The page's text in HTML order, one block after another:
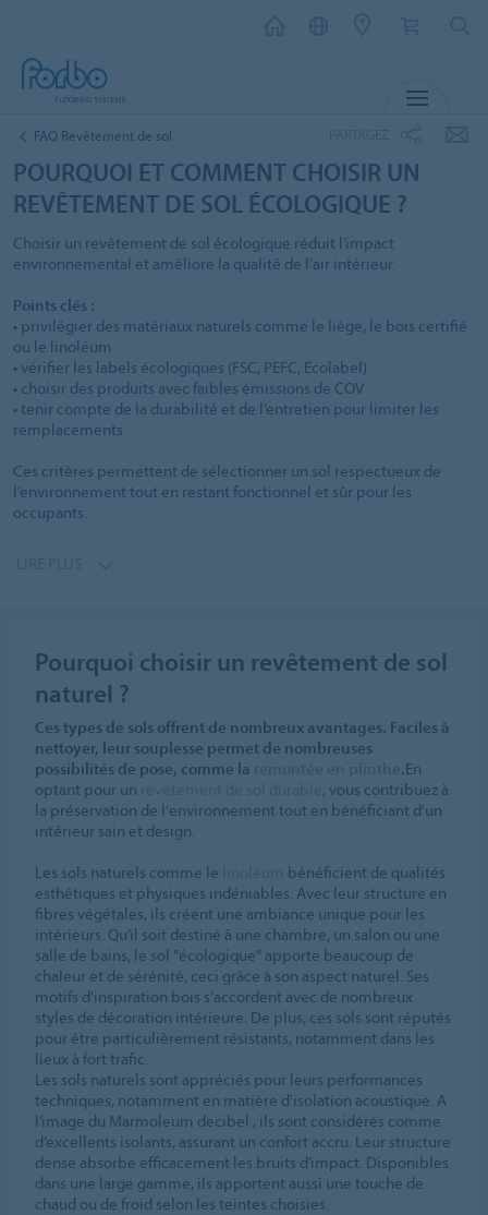
FAQ Revêtement de sol
POURQUOI ET COMMENT CHOISIR UN
REVÊTEMENT DE SOL ÉCOLOGIQUE ?
Choisir un revêtement de sol écologique réduit l’impact
environnemental et améliore la qualité de l’air intérieur.
Points clés :
• privilégier des matériaux naturels comme le liège, le bois certifié
ou le linoléum
• vérifier les labels écologiques (FSC, PEFC, Écolabel)
• choisir des produits avec faibles émissions de COV
• tenir compte de la durabilité et de l’entretien pour limiter les
remplacements
Ces critères permettent de sélectionner un sol respectueux de
l’environnement tout en restant fonctionnel et sûr pour les
occupants.
Pourquoi choisir un revêtement de sol
naturel ?
Ces types de sols offrent de nombreux avantages. Faciles à
nettoyer, leur souplesse permet de nombreuses
possibilités de pose, comme la
.En
optant pour un
, vous contribuez à
la préservation de l'environnement tout en bénéficiant d'un
intérieur sain et design.
Les sols naturels comme le
bénéficient de qualités
esthétiques et physiques indéniables. Avec leur structure en
fibres végétales, ils créent une ambiance unique pour les
intérieurs. Qu’il soit destiné à une chambre, un salon ou une
salle de bains, le sol "écologique" apporte beaucoup de
chaleur et de sérénité, ceci grâce à son aspect naturel. Ses
motifs d'inspiration bois s’accordent avec de nombreux
styles de décoration intérieure. De plus, ces sols sont réputés
pour être particulièrement résistants, notamment dans les
lieux à fort trafic.
Les sols naturels sont appréciés pour leurs performances
techniques, notamment en matière d'isolation acoustique. A
l’image du Marmoleum decibel , ils sont considérés comme
d’excellents isolants, assurant un confort accru. Leur structure
dense absorbe efficacement les bruits d’impact. Disponibles
dans une large gamme, ils apportent aussi une touche de
chaud ou de froid selon les teintes choisies.